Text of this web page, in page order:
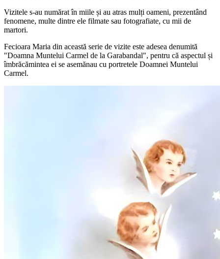
Vizitele s-au numărat în miile și au atras mulți oameni, prezentând
fenomene, multe dintre ele filmate sau fotografiate, cu mii de
martori.
Fecioara Maria din această serie de vizite este adesea denumită
"Doamna Muntelui Carmel de la Garabandal", pentru că aspectul și
îmbrăcămintea ei se asemănau cu portretele Doamnei Muntelui
Carmel.